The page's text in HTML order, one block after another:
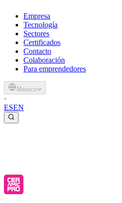
Empresa
Tecnología
Sectores
Certificados
Contacto
Colaboración
Para emprendedores
Mexico
·
ESEN